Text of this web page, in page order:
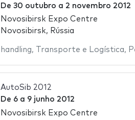
De 30 outubro a 2 novembro 2012
Novosibirsk Expo Centre
Novosibirsk, Rússia
handling, Transporte e Logística,
AutoSib 2012
De 6a 9 junho 2012
Novosibirsk Expo Centre